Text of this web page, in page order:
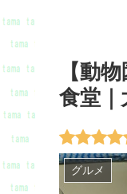
【動
食堂｜
グルメ